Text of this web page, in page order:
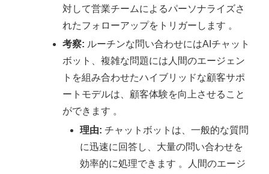
対して営業チームによるパーソナライズさ
れたフォローアップをトリガーします 。
考察: ルーチンな問い合わせにはAIチャット
ボット、複雑な問題には人間のエージェン
トを組み合わせたハイブリッドな顧客サポ
ートモデルは、顧客体験を向上させること
ができます 。
理由: チャットボットは、一般的な質問
に迅速に回答し、大量の問い合わせを
効率的に処理できます 。人間のエージ